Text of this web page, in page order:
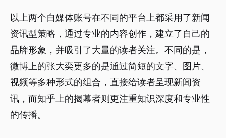
以上两个自媒体账号在不同的平台上都采用了新闻
资讯型策略，通过专业的内容创作，建立了自己的
品牌形象，并吸引了大量的读者关注。不同的是，
微博上的张大奕更多的是通过简短的文字、图片、
视频等多种形式的组合，直接给读者呈现新闻资
讯，而知乎上的揭幕者则更注重知识深度和专业性
的传播。